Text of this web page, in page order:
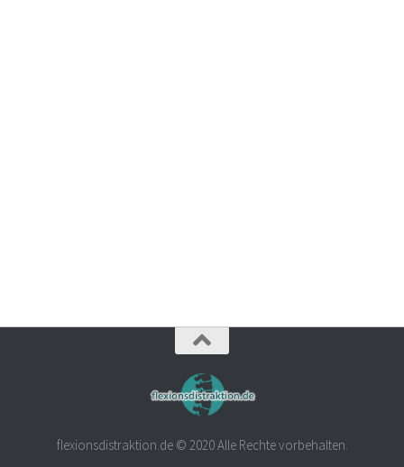
flexionsdistraktion.de © 2020 Alle Rechte vorbehalten.